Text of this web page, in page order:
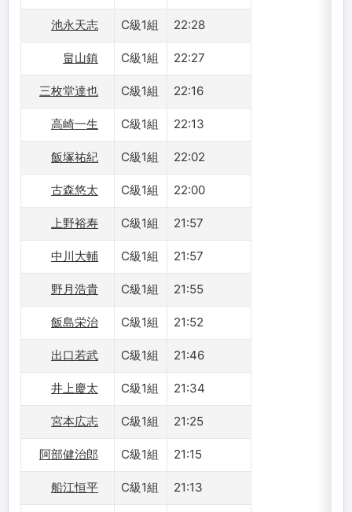
池永天志 C級1組 22:28
畠山鎮 C級1組 22:27
三枚堂達也 C級1組 22:16
高崎一生 C級1組 22:13
飯塚祐紀 C級1組 22:02
古森悠太 C級1組 22:00
上野裕寿 C級1組 21:57
中川大輔 C級1組 21:57
野月浩貴 C級1組 21:55
飯島栄治 C級1組 21:52
出口若武 C級1組 21:46
井上慶太 C級1組 21:34
宮本広志 C級1組 21:25
阿部健治郎 C級1組 21:15
船江恒平 C級1組 21:13